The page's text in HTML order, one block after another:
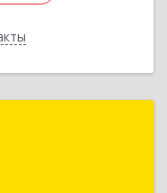
г, 50 лет НЛМК